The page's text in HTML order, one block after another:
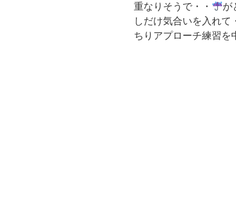
重なりそうで・・
が
しだけ気合いを入れて
ちりアプローチ練習を